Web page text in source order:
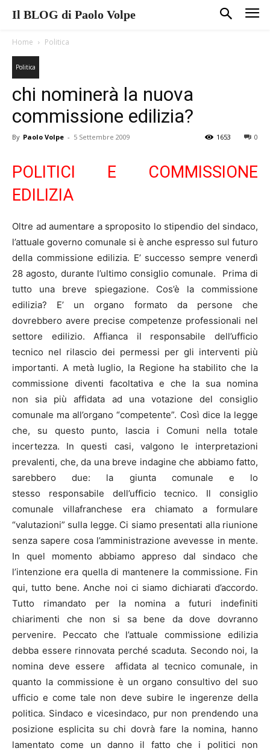
Il BLOG di Paolo Volpe
Home Politica
Politica
chi nominerà la nuova
commissione edilizia?
By Paolo Volpe - 5 Settembre 2009 0
1653
POLITICI E COMMISSIONE
EDILIZIA
Oltre ad aumentare a sproposito lo stipendio del sindaco,
l’attuale governo comunale si è anche espresso sul futuro
della commissione edilizia. E’ successo sempre venerdì
28 agosto, durante l’ultimo consiglio comunale. Prima di
tutto una breve spiegazione. Cos’è la commissione
edilizia? E’ un organo formato da persone che
dovrebbero avere precise competenze professionali nel
settore edilizio. Affianca il responsabile dell’ufficio
tecnico nel rilascio dei permessi per gli interventi più
importanti. A metà luglio, la Regione ha stabilito che la
commissione diventi facoltativa e che la sua nomina
non sia più affidata ad una votazione del consiglio
comunale ma all’organo “competente”. Così dice la legge
che, su questo punto, lascia i Comuni nella totale
incertezza. In questi casi, valgono le interpretazioni
prevalenti, che, da una breve indagine che abbiamo fatto,
sarebbero due: la giunta comunale e lo
stesso responsabile dell’ufficio tecnico. Il consiglio
comunale villafranchese era chiamato a formulare
“valutazioni” sulla legge. Ci siamo presentati alla riunione
senza sapere cosa l’amministrazione avevesse in mente.
In quel momento abbiamo appreso dal sindaco che
l’intenzione era quella di mantenere la commissione. Fin
qui, tutto bene. Anche noi ci siamo dichiarati d’accordo.
Tutto rimandato per la nomina a futuri indefiniti
chiarimenti che non si sa bene da dove dovranno
pervenire. Peccato che l’attuale commissione edilizia
debba essere rinnovata perché scaduta. Secondo noi, la
nomina deve essere affidata al tecnico comunale, in
quanto la commissione è un organo consultivo del suo
ufficio e come tale non deve subire le ingerenze della
politica. Sindaco e vicesindaco, pur non prendendo una
posizione esplicita su chi dovrà fare la nomina, hanno
lamentato come un danno il fatto che i politici non